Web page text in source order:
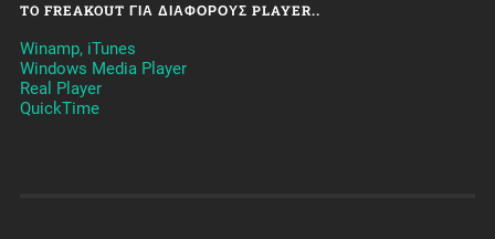
TO FREAKOUT ΓΙΑ ΔΙΆΦΟΡΟΥΣ PLAYER..
Winamp, iTunes
Windows Media Player
Real Player
QuickTime